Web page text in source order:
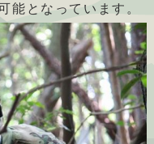
能となっています。